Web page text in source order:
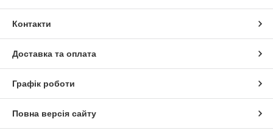
Контакти
Доставка та оплата
Графік роботи
Повна версія сайту